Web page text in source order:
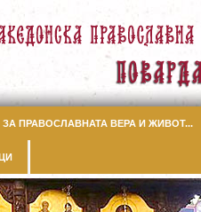
ЗА ПРАВОСЛАВНАТА ВЕРА И ЖИВОТ...